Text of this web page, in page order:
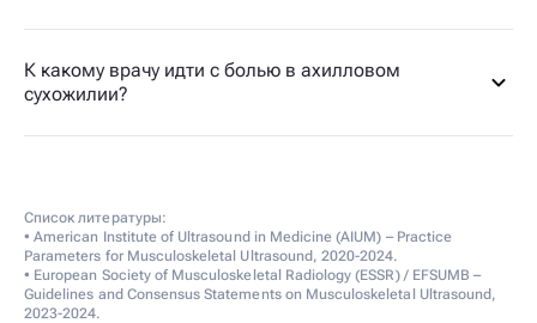
К какому врачу идти с болью в ахилловом
сухожилии?
Список литературы:
• American Institute of Ultrasound in Medicine (AIUM) – Practice
Parameters for Musculoskeletal Ultrasound, 2020-2024.
• European Society of Musculoskeletal Radiology (ESSR) / EFSUMB –
Guidelines and Consensus Statements on Musculoskeletal Ultrasound,
2023-2024.